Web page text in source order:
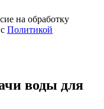
на обработку
Политикой
воды для